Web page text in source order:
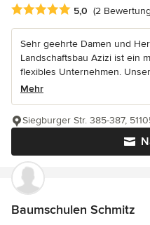
Durchschnittliche
5,0 (2
Sehr geehrte Damen und
Landschaftsbau Azizi ist ein
flexibles Unternehmen.
Mehr
Siegburger Str. 385-387,
Baumschulen Schmitz